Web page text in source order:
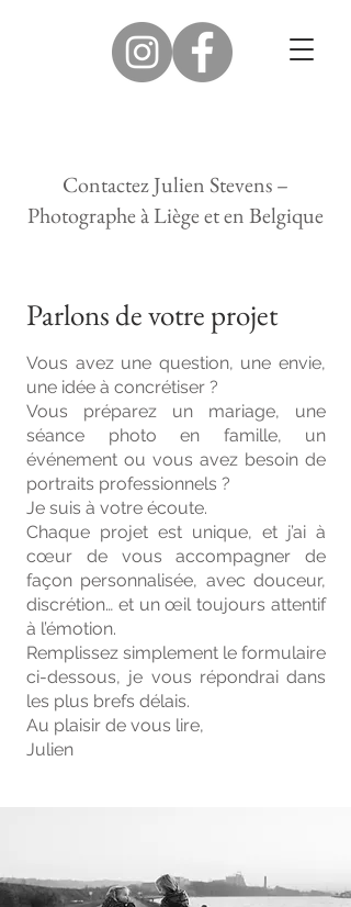
Contactez Julien Stevens –
Photographe à Liège et en Belgique
Parlons de votre projet
Vous avez une question, une envie,
une idée à concrétiser ?
Vous préparez un mariage, une
séance photo en famille, un
événement ou vous avez besoin de
portraits professionnels ?
Je suis à votre écoute.
Chaque projet est unique, et j’ai à
cœur de vous accompagner de
façon personnalisée, avec douceur,
discrétion… et un œil toujours attentif
à l’émotion.
Remplissez simplement le formulaire
ci-dessous, je vous répondrai dans
les plus brefs délais.
Au plaisir de vous lire,
Julien